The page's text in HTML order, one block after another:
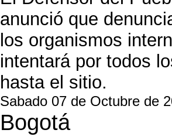
anunció que
los organismos
intentará por todos
hasta el sitio.
Sabado 07 de Octubre de
Bogotá